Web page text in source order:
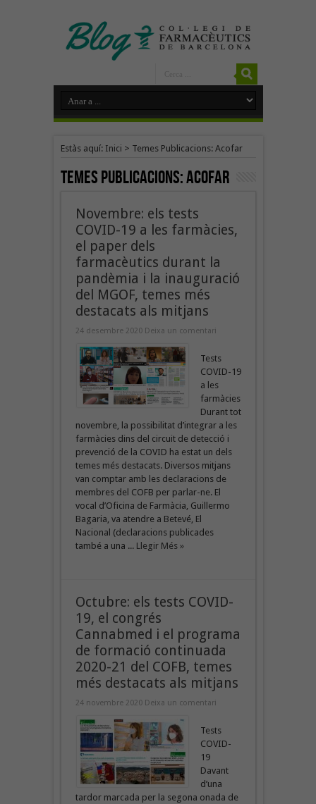
Estàs aquí: Inici > Temes Publicacions: Acofar
Temes Publicacions:Acofar
Novembre: els tests
COVID-19 a les farmàcies,
el paper dels
farmacèutics durant la
pandèmia i la inauguració
del MGOF, temes més
destacats als mitjans
24 desembre 2020 Deixa un comentari
Tests
COVID-19
a les
farmàcies
Durant tot
novembre, la possibilitat d’integrar a les
farmàcies dins del circuit de detecció i
prevenció de la COVID ha estat un dels
temes més destacats. Diversos mitjans
van comptar amb les declaracions de
membres del COFB per parlar-ne. El
vocal d’Oficina de Farmàcia, Guillermo
Bagaria, va atendre a Betevé, El
Nacional (declaracions publicades
també a una ... Llegir Més »
Octubre: els tests COVID-
19, el congrés
Cannabmed i el programa
de formació continuada
2020-21 del COFB, temes
més destacats als mitjans
24 novembre 2020 Deixa un comentari
Tests
COVID-
19
Davant
d’una
tardor marcada per la segona onada de